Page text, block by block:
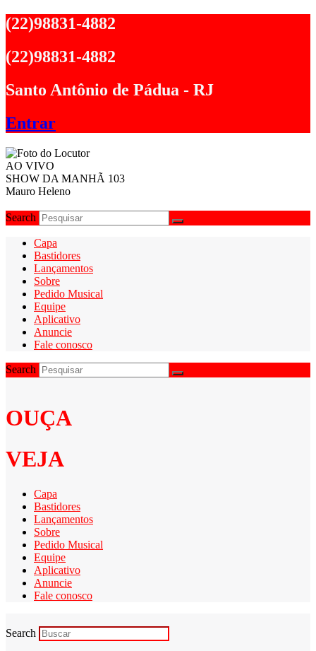
Ir
para
conteúdo
(22)98831-4882
(22)98831-4882
Santo Antônio de Pádua - RJ
Entrar
AO VIVO
SHOW DA MANHÃ 103
Mauro Heleno
Search
Capa
Bastidores
Lançamentos
Sobre
Pedido Musical
Equipe
Aplicativo
Anuncie
Fale conosco
Search
OUÇA
VEJA
Capa
Bastidores
Lançamentos
Sobre
Pedido Musical
Equipe
Aplicativo
Anuncie
Fale conosco
Search